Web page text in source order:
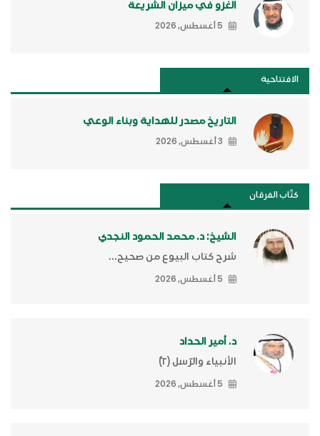
الغزو في ميزان الشريعة
5 أغسطس, 2026
الافتتاحية
التاريخ مصدر للهداية وبناء الوعي
3 أغسطس, 2026
كتَّاب الفرقان
الشيخ: د. محمد الحمود النجدي
شرح كتاب البيوع من صحيح...
5 أغسطس, 2026
د. أمير الحداد
الأنبياء والرّسل (٢)ّ
5 أغسطس, 2026